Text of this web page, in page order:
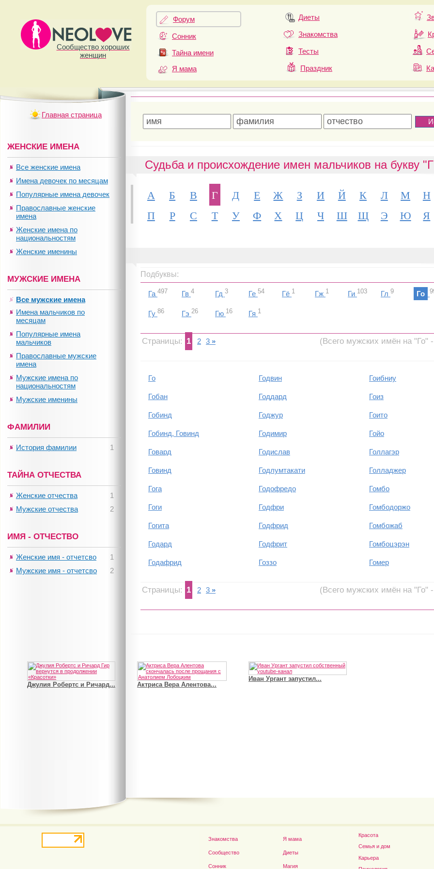
Сообщество хороших
женщин
Форум
Сонник
Тайна имени
Я мама
Диеты
Знакомства
Тесты
Праздник
Судьба и происхождение имен мальчиков на букву
А Б В Г Д Е Ж З И Й К Л М
Н
П
Р С Т У Ф Х Ц Ч Ш Щ Э Ю Я
Подбуквы:
Га 497 Гв 4 Гд 3 Ге 54 Гё 1 Гж 1 Ги 103 Гл 9 Го
Гу 86 Гэ 26 Гю 16 Гя 1
Страницы: 1 2 3 » (Всего мужских имён на "Го"
Го Годвин Гоибниу
Гобан Годдард Гоиз
Гобинд Годжур Гоито
Гобинд, Говинд Годимир Гойо
Говард Годислав Голлагэр
Говинд Годлумтакати Голладжер
Гога Годофредо Гомбо
Гоги Годфри Гомбодоржо
Гогита Годфрид Гомбожаб
Годард Годфрит Гомбоцэрэн
Годафрид Гоззо Гомер
Страницы: 1 2 3 » (Всего мужских имён на "Го"
Главная страница
ЖЕНСКИЕ ИМЕНА
Все женские имена
Имена девочек по месяцам
Популярные имена девочек
Православные женские
имена
Женские имена по
национальностям
Женские именины
МУЖСКИЕ ИМЕНА
Все мужские имена
Имена мальчиков по
месяцам
Популярные имена
мальчиков
Православные мужские
имена
Мужские имена по
национальностям
Мужские именины
ФАМИЛИИ
1
История фамилии
ТАЙНА ОТЧЕСТВА
1
Женские отчества
2
Мужские отчества
ИМЯ - ОТЧЕСТВО
1
Женские имя - отчетсво
2
Мужские имя - отчетсво
Джулия Робертс и Ричард... Актриса Вера Алентова...
Иван Ургант запустил...
Знакомства
Сообщество
Сонник
Я мама
Диеты
Магия
Красота
Семья и дом
Карьера